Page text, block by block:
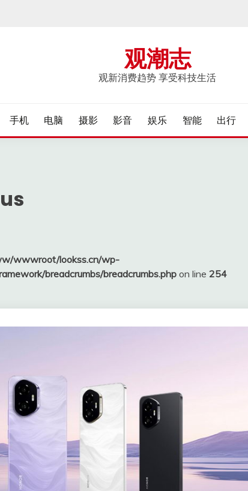
观潮志
观新消费趋势 享受科技生活
手机 电脑 摄影 影音 娱乐 智能 出行
wwwroot/lookss.cn/wp-
breadcrumbs/breadcrumbs.php on line 254